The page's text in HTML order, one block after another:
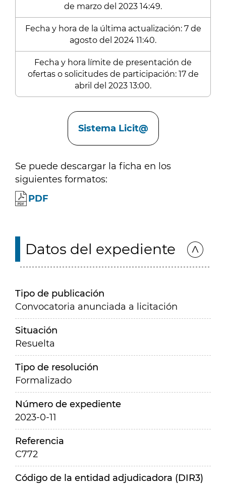
de marzo del 2023 14:49.
Fecha y hora de la última actualización: 7 de
agosto del 2024 11:40.
Fecha y hora límite de presentación de
ofertas o solicitudes de participación: 17 de
abril del 2023 13:00.
Sistema Licit@
Se puede descargar la ficha en los
siguientes formatos:
PDF
Datos del expediente
Tipo de publicación
Convocatoria anunciada a licitación
Situación
Resuelta
Tipo de resolución
Formalizado
Número de expediente
2023-0-11
Referencia
C772
Código de la entidad adjudicadora (DIR3)